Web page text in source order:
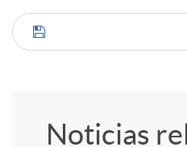
d
s
C
Noticias